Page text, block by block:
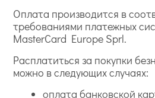
Оплата производится в
требованиями платежных
MasterCard Europe Sprl.
Расплатиться за покупки
можно в следующих случаях:
оплата банковской